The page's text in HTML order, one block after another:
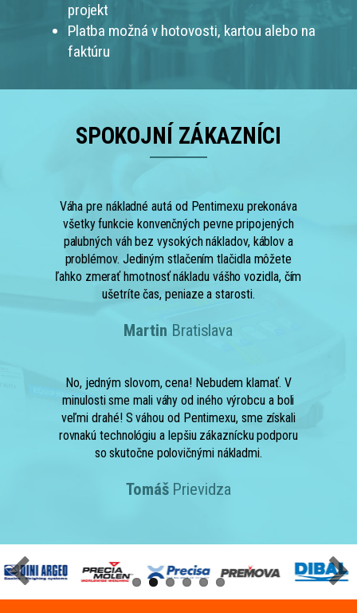
projekt
Platba možná v hotovosti, kartou alebo na
faktúru
SPOKOJNÍ ZÁKAZNÍCI
Váha pre nákladné autá od Pentimexu prekonáva
všetky funkcie konvenčných pevne pripojených
palubných váh bez vysokých nákladov, káblov a
problémov. Jediným stlačením tlačidla môžete
ľahko zmerať hmotnosť nákladu vášho vozidla, čím
ušetríte čas, peniaze a starosti.
Martin Bratislava
No, jedným slovom, cena! Nebudem klamať. V
minulosti sme mali váhy od iného výrobcu a boli
veľmi drahé! S váhou od Pentimexu, sme získali
rovnakú technológiu a lepšiu zákaznícku podporu
so skutočne polovičnými nákladmi.
Tomáš Prievidza